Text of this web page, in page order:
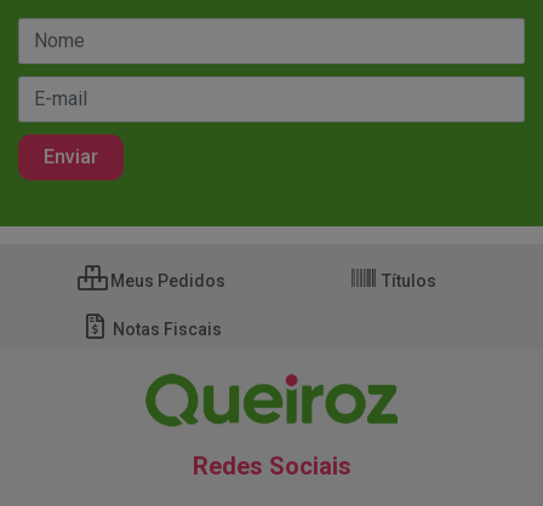
Meus Pedidos Títulos
Notas Fiscais
Redes Sociais